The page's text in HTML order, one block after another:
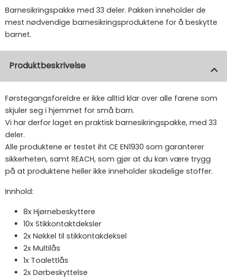
Barnesikringspakke med 33 deler. Pakken inneholder de
mest nødvendige barnesikringsproduktene for å beskytte
barnet.
Produktbeskrivelse
Førstegangsforeldre er ikke alltid klar over alle farene som
skjuler seg i hjemmet for små barn.
Vi har derfor laget en praktisk barnesikringspakke, med 33
deler.
Alle produktene er testet iht CE EN1930 som garanterer
sikkerheten, samt REACH, som gjør at du kan være trygg
på at produktene heller ikke inneholder skadelige stoffer.
Innhold:
8x Hjørnebeskyttere
10x Stikkontaktdeksler
2x Nøkkel til stikkontakdeksel
2x Multilås
1x Toalettlås
2x Dørbeskyttelse